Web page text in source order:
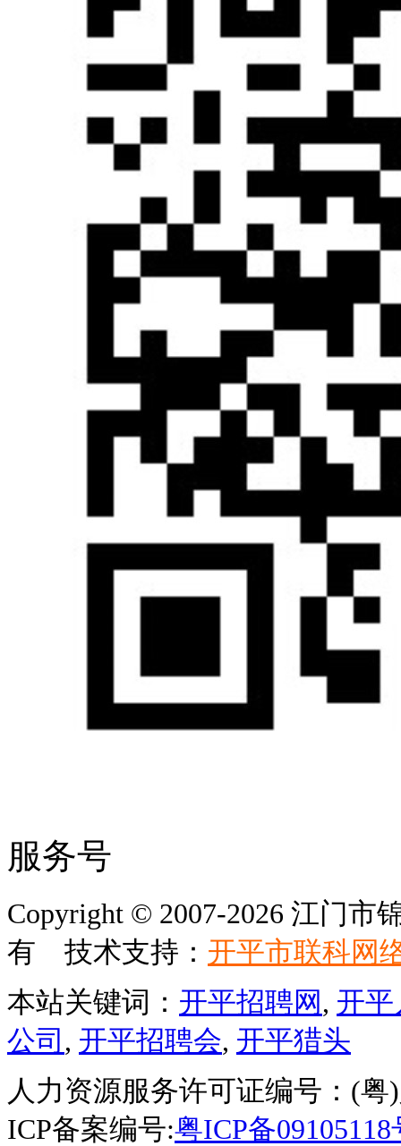
服务号
Copyright © 2007-2026 江门市
有 技术支持： 开平市联科网
本站关键词： 开平招聘网 , 开
公司 , 开平招聘会, 开平猎头
人力资源服务许可证编号：(
ICP备案编号:粤ICP备09105118